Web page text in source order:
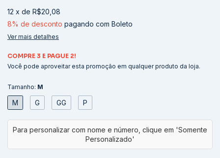
12 x de R$20,08
8% de desconto pagando com Boleto
Ver mais detalhes
COMPRE 3 E PAGUE 2!
Você pode aproveitar esta promoção em qualquer produto da loja.
Tamanho: M
M G GG P